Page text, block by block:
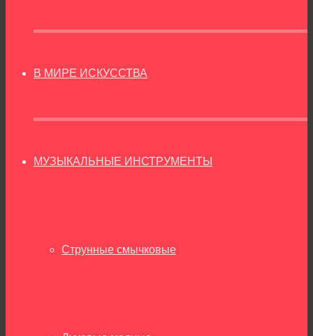
В МИРЕ ИСКУССТВА
МУЗЫКАЛЬНЫЕ ИНСТРУМЕНТЫ
Струнные смычковые